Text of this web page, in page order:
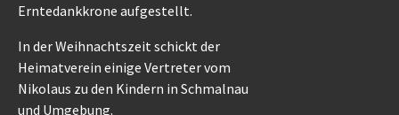
Erntedankkrone aufgestellt.
In der Weihnachtszeit schickt der
Heimatverein einige Vertreter vom
Nikolaus zu den Kindern in Schmalnau
und Umgebung.